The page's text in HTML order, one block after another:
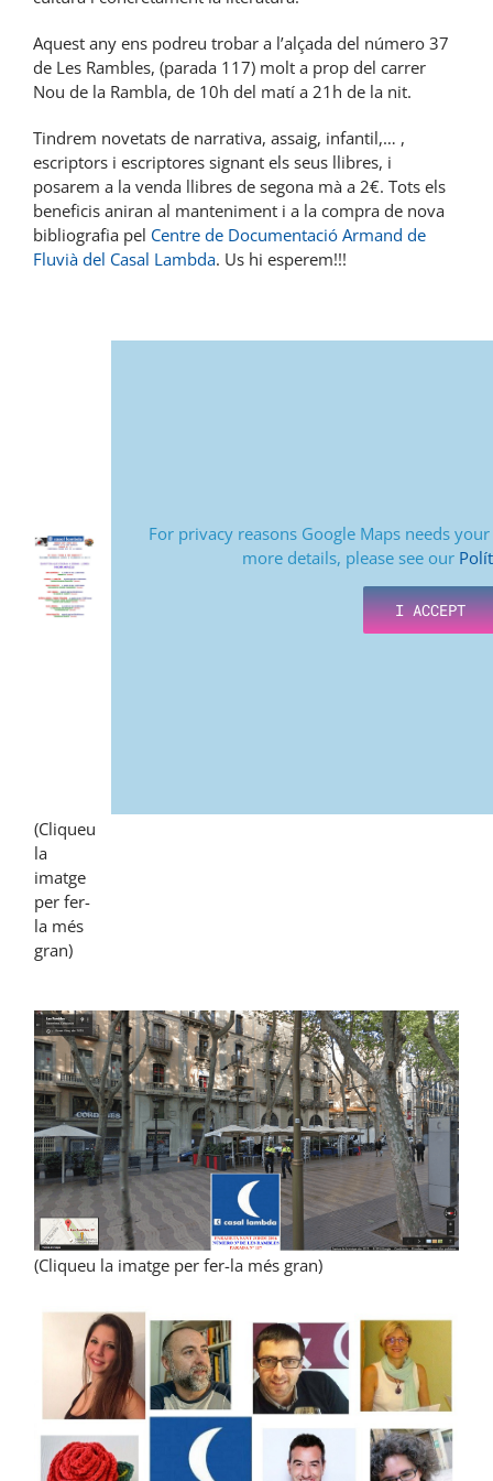
Aquest any ens podreu trobar a l’alçada del número 37
de Les Rambles, (parada 117) molt a prop del carrer
Nou de la Rambla, de 10h del matí a 21h de la nit.
Tindrem novetats de narrativa, assaig, infantil,… ,
escriptors i escriptores signant els seus llibres, i
posarem a la venda llibres de segona mà a 2€. Tots els
beneficis aniran al manteniment i a la compra de nova
bibliografia pel Centre de Documentació Armand de
Fluvià del Casal Lambda. Us hi esperem!!!
For privacy reasons Google Maps needs
more details, please see our
I ACCEPT
(Cliqueu
la
imatge
per fer-
la més
gran)
(Cliqueu la imatge per fer-la més gran)